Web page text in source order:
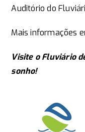
Auditório do
Mais informações
Visite o Fluviário
sonho!